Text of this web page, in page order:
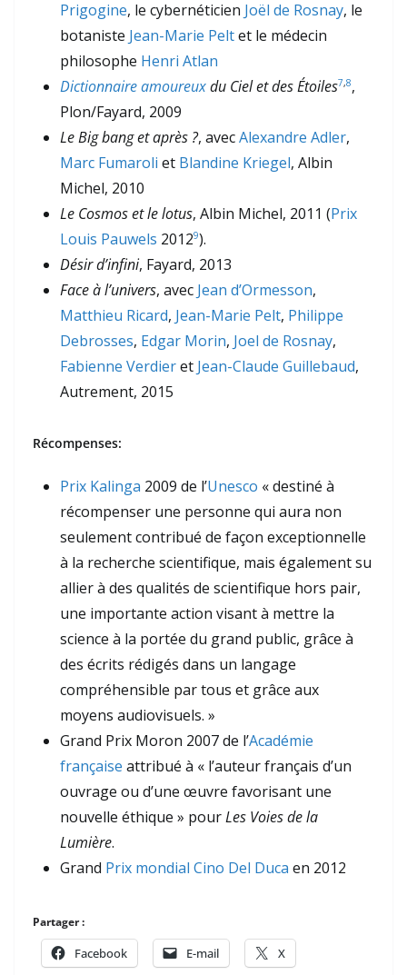
Prigogine, le cybernéticien Joël de Rosnay, le
botaniste Jean-Marie Peltet le médecin
philosophe Henri Atlan
Dictionnaire amoureuxdu Ciel et des Étoiles7,8,
Plon/Fayard, 2009
Le Big bang et après ?, avecAlexandre Adler,
Marc Fumaroli et Blandine Kriegel, Albin
Michel, 2010
Le Cosmos et le lotus, Albin Michel, 2011 (Prix
Louis Pauwels 20129).
Désir d’infini, Fayard, 2013
Face à l’univers, avec Jean d’Ormesson,
Matthieu Ricard, Jean-Marie Pelt, Philippe
Debrosses, Edgar Morin, Joel de Rosnay,
Fabienne Verdieret Jean-Claude Guillebaud,
Autrement, 2015
Récompenses:
Prix Kalinga 2009 de l’Unesco « destiné à
récompenser une personne qui aura non
seulement contribué de façon exceptionnelle
à la recherche scientifique, mais également su
allier à des qualités de scientifique hors pair,
une importante action visant à mettre la
science à la portée du grand public, grâce à
des écrits rédigés dans un langage
compréhensible par tous et grâce aux
moyens audiovisuels. »
Grand Prix Moron 2007 de l’Académie
française attribué à « l’auteur français d’un
ouvrage ou d’une œuvre favorisant une
nouvelle éthique » pourLes Voies de la
Lumière.
Grand Prix mondial Cino Del Duca en 2012
Partager :
Facebook E-mail X